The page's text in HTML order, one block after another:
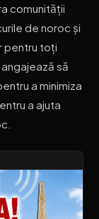
comunității
de noroc și
pentru toți
să
a minimiza
a ajuta